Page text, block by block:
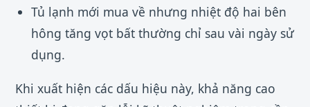
Tủ lạnh mới mua về nhưng nhiệt độ hai bên
hông tăng vọt bất thường chỉ sau vài ngày sử
dụng.
Khi xuất hiện các dấu hiệu này, khả năng cao